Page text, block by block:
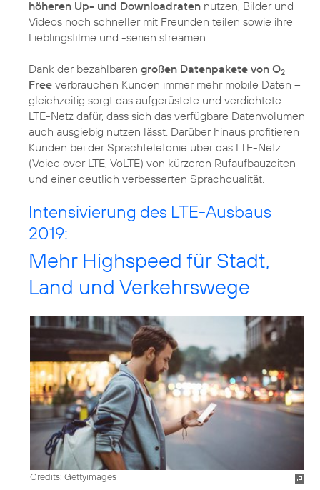
höheren Up- und Downloadraten nutzen, Bilder und
Videos noch schneller mit Freunden teilen sowie ihre
Lieblingsfilme und -serien streamen.
Dank der bezahlbaren großen Datenpakete von O2
Free verbrauchen Kunden immer mehr mobile Daten –
gleichzeitig sorgt das aufgerüstete und verdichtete
LTE-Netz dafür, dass sich das verfügbare Datenvolumen
auch ausgiebig nutzen lässt. Darüber hinaus profitieren
Kunden bei der Sprachtelefonie über das LTE-Netz
(Voice over LTE, VoLTE) von kürzeren Rufaufbauzeiten
und einer deutlich verbesserten Sprachqualität.
Intensivierung des LTE-Ausbaus
2019:
Mehr Highspeed für Stadt,
Land und Verkehrswege
Credits: Gettyimages